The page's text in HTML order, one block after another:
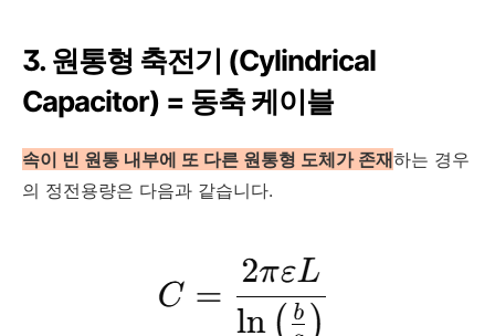
3. 원통형 축전기 (Cylindrical
Capacitor) = 동축 케이블
속이 빈 원통 내부에 또 다른 원통형 도체가 존재하는 경우
의 정전용량은 다음과 같습니다.